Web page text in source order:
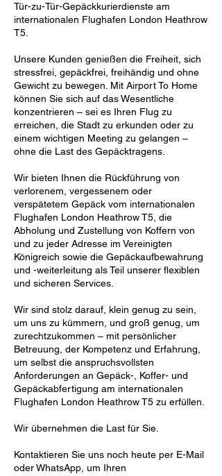
Tür-zu-Tür-Gepäckkurierdienste am
internationalen Flughafen London Heathrow
T5.
Unsere Kunden genießen die Freiheit, sich
stressfrei, gepäckfrei, freihändig und ohne
Gewicht zu bewegen. Mit Airport To Home
können Sie sich auf das Wesentliche
konzentrieren – sei es Ihren Flug zu
erreichen, die Stadt zu erkunden oder zu
einem wichtigen Meeting zu gelangen –
ohne die Last des Gepäcktragens.
Wir bieten Ihnen die Rückführung von
verlorenem, vergessenem oder
verspätetem Gepäck vom internationalen
Flughafen London Heathrow T5, die
Abholung und Zustellung von Koffern von
und zu jeder Adresse im Vereinigten
Königreich sowie die Gepäckaufbewahrung
und -weiterleitung als Teil unserer flexiblen
und sicheren Services.
Wir sind stolz darauf, klein genug zu sein,
um uns zu kümmern, und groß genug, um
zurechtzukommen – mit persönlicher
Betreuung, der Kompetenz und Erfahrung,
um selbst die anspruchsvollsten
Anforderungen an Gepäck-, Koffer- und
Gepäckabfertigung am internationalen
Flughafen London Heathrow T5 zu erfüllen.
Wir übernehmen die Last für Sie.
Kontaktieren Sie uns noch heute per E-Mail
oder WhatsApp, um Ihren